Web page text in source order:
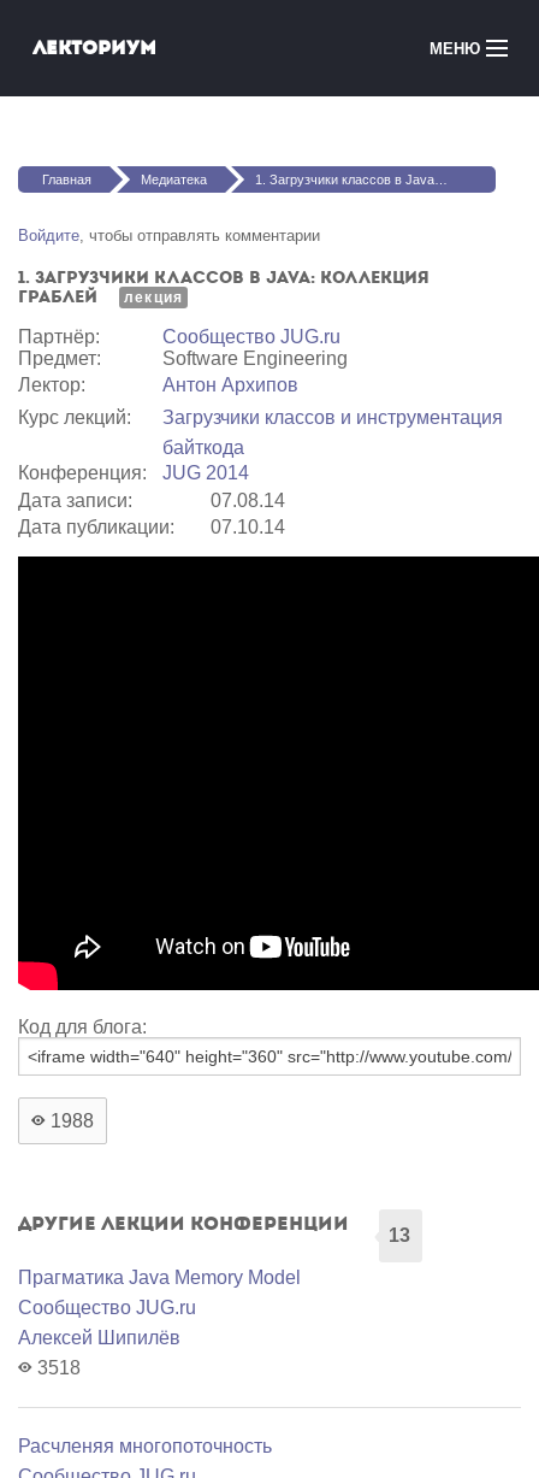
Лекториум МЕНЮ
Медиатека
Courses in English
Вы здесь
Главная Медиатека 1. Загрузчики классов в Java: коллекция граблей
Войдите, чтобы отправлять комментарии
1. Загрузчики классов в Java: коллекция
граблей
лекция
Партнёр:
Сообщество JUG.ru
Предмет:
Software Engineering
Лектор:
Антон Архипов
Курс лекций:
Загрузчики классов и инструментация
байткода
Конференция:
JUG 2014
Дата записи:
07.08.14
Дата публикации:
07.10.14
Код для блога:
1988
Другие лекции конференции
13
Прагматика Java Memory Model
Сообщество JUG.ru
Алексей Шипилёв
3518
Расчленяя многопоточность